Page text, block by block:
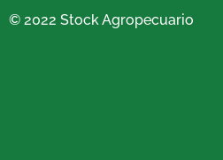
© 2022 Stock Agropecuario